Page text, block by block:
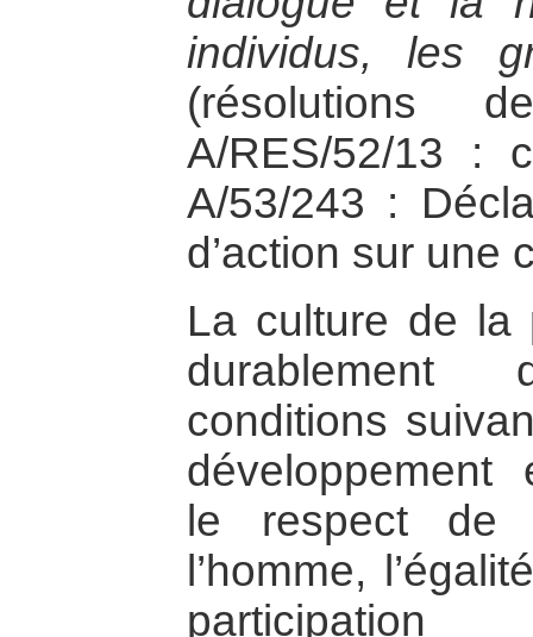
individus, les
(résolutions
A/RES/52/13 :
A/53/243 :
d’action sur une
La culture de la
conditions
développement
le respect
l’homme,
participation